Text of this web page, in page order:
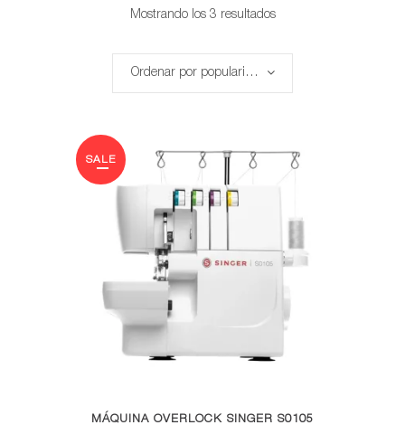
Mostrando los 3 resultadosOrdenado
Ordenar por popularidad
SALE
MÁQUINA OVERLOCK SINGER S0105